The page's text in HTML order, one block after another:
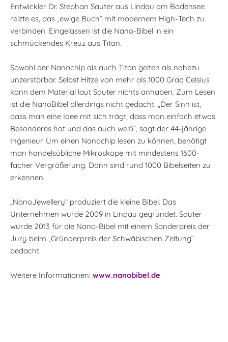
Entwickler Dr. Stephan Sauter aus Lindau am Bodensee
reizte es, das „ewige Buch“ mit modernem High-Tech zu
verbinden. Eingelassen ist die Nano-Bibel in ein
schmückendes Kreuz aus Titan.
Sowohl der Nanochip als auch Titan gelten als nahezu
unzerstörbar. Selbst Hitze von mehr als 1000 Grad Celsius
kann dem Material laut Sauter nichts anhaben. Zum Lesen
ist die NanoBibel allerdings nicht gedacht. „Der Sinn ist,
dass man eine Idee mit sich trägt, dass man einfach etwas
Besonderes hat und das auch weiß“, sagt der 44-jährige
Ingenieur. Um einen Nanochip lesen zu können, benötigt
man handelsübliche Mikroskope mit mindestens 1600-
facher Vergrößerung. Dann sind rund 1000 Bibelseiten zu
erkennen.
„NanoJewellery“ produziert die kleine Bibel. Das
Unternehmen wurde 2009 in Lindau gegründet. Sauter
wurde 2013 für die Nano-Bibel mit einem Sonderpreis der
Jury beim „Gründerpreis der Schwäbischen Zeitung“
bedacht.
Weitere Informationen: www.nanobibel.de